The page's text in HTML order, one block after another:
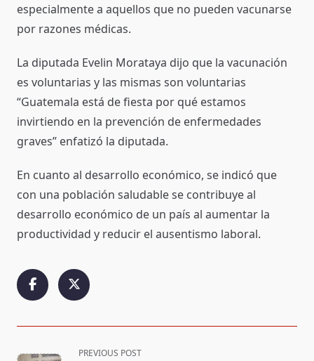
especialmente a aquellos que no pueden vacunarse
por razones médicas.
La diputada Evelin Morataya dijo que la vacunación
es voluntarias y las mismas son voluntarias
“Guatemala está de fiesta por qué estamos
invirtiendo en la prevención de enfermedades
graves” enfatizó la diputada.
En cuanto al desarrollo económico, se indicó que
con una población saludable se contribuye al
desarrollo económico de un país al aumentar la
productividad y reducir el ausentismo laboral.
<span
PREVIOUS POST